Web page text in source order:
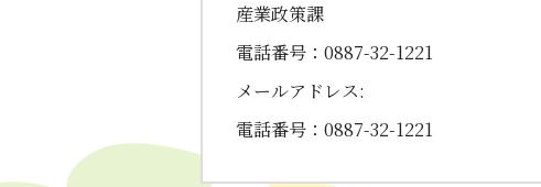
産業政策課
電話番号：0887-32-1221
メールアドレス:
電話番号：0887-32-1221